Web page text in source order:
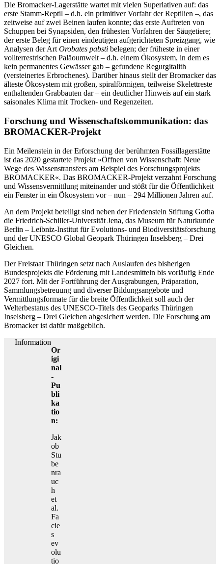
Die Bromacker-Lagerstätte wartet mit vielen Superlativen auf: das
erste Stamm-Reptil – d.h. ein primitiver Vorfahr der Reptilien –, das
zeitweise auf zwei Beinen laufen konnte; das erste Auftreten von
Schuppen bei Synapsiden, den frühesten Vorfahren der Säugetiere;
der erste Beleg für einen eindeutigen aufgerichteten Spreizgang, wie
Analysen der Art Orobates pabsti belegen; der früheste in einer
vollterrestrischen Paläoumwelt – d.h. einem Ökosystem, in dem es
kein permanentes Gewässer gab – gefundene Regurgitalith
(versteinertes Erbrochenes). Darüber hinaus stellt der Bromacker das
älteste Ökosystem mit großen, spiralförmigen, teilweise Skelettreste
enthaltenden Grabbauten dar – ein deutlicher Hinweis auf ein stark
saisonales Klima mit Trocken- und Regenzeiten.
Forschung und Wissenschaftskommunikation: das
BROMACKER-Projekt
Ein Meilenstein in der Erforschung der berühmten Fossillagerstätte
ist das 2020 gestartete Projekt »Öffnen von Wissenschaft: Neue
Wege des Wissenstransfers am Beispiel des Forschungsprojekts
BROMACKER«. Das BROMACKER-Projekt verzahnt Forschung
und Wissensvermittlung miteinander und stößt für die Öffentlichkeit
ein Fenster in ein Ökosystem vor – nun – 294 Millionen Jahren auf.
An dem Projekt beteiligt sind neben der Friedenstein Stiftung Gotha
die Friedrich-Schiller-Universität Jena, das Museum für Naturkunde
Berlin – Leibniz-Institut für Evolutions- und Biodiversitätsforschung
und der UNESCO Global Geopark Thüringen Inselsberg – Drei
Gleichen.
Der Freistaat Thüringen setzt nach Auslaufen des bisherigen
Bundesprojekts die Förderung mit Landesmitteln bis vorläufig Ende
2027 fort. Mit der Fortführung der Ausgrabungen, Präparation,
Sammlungsbetreuung und diverser Bildungsangebote und
Vermittlungsformate für die breite Öffentlichkeit soll auch der
Welterbestatus des UNESCO-Titels des Geoparks Thüringen
Inselsberg – Drei Gleichen abgesichert werden. Die Forschung am
Bromacker ist dafür maßgeblich.
Information
Or
igi
nal
-
Pu
bli
ka
tio
n:
Jak
ob
Stu
be
nra
uc
h
et
al.
Fa
cie
s
ev
olu
tio